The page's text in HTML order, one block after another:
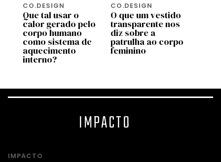
CO.DESIGN
Que tal usar o
calor gerado pelo
corpo humano
como sistema de
aquecimento
interno?
CO.DESIGN
O que um vestido
transparente nos
diz sobre a
patrulha ao corpo
feminino
IMPACTO
IMPACTO